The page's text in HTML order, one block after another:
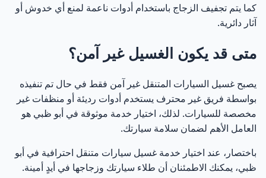
كما يتم تجفيف الزجاج باستخدام أدوات ناعمة لمنع أي خدوش أو
آثار دائرية.
متى قد يكون الغسيل غير آمن؟
يصبح غسيل السيارات المتنقل غير آمن فقط في حال تم تنفيذه
بواسطة فريق غير محترف يستخدم أدوات رديئة أو منظفات غير
مخصصة للسيارات. لذلك، اختيار خدمة موثوقة في أبو ظبي هو
العامل الأهم لضمان سلامة سيارتك.
باختصار، عند اختيار خدمة غسيل سيارات متنقل احترافية في أبو
ظبي، يمكنك الاطمئنان أن طلاء سيارتك وزجاجها في أيدٍ أمينة.